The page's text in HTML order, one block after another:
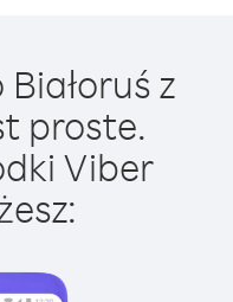
z
proste.
Viber